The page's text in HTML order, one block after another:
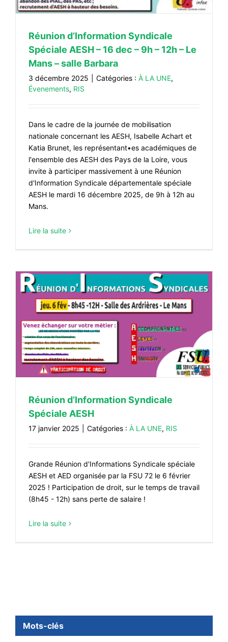
#VOS ÉLUES
#FORMATION
#COMMUNIQUÉS
#ÉLECTIONS
#DÉBATS
#PRESSE
#ARCHIVES
Réunion d’Information Syndicale
Spéciale AESH – 16 dec – 9h – 12h – Le
Mans – salle Barbara
3 décembre 2025 Catégories : À LA UNE,
Évenements, RIS
Dans le cadre de la journée de mobilisation
nationale concernant les AESH, Isabelle Achart et
Katia Brunet, les représentant•es académiques de
l'ensemble des AESH des Pays de la Loire, vous
invite à participer massivement à une Réunion
d'Information Syndicale départementale spéciale
AESH le mardi 16 décembre 2025, de 9h à 12h au
Mans.
Lire la suite
Réunion d’Information Syndicale
Spéciale AESH
17 janvier 2025 Catégories : À LA UNE, RIS
Grande Réunion d'Informations Syndicale spéciale
AESH et AED organisée par la FSU 72 le 6 février
2025 ! Participation de droit, sur le temps de travail
(8h45 - 12h) sans perte de salaire !
Lire la suite
Mots-clés